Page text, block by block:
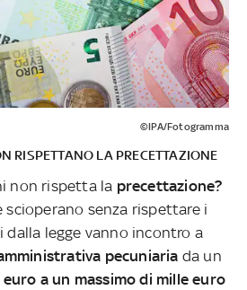
©IPA/Fotogramma
RISPETTANO LA PRECETTAZIONE
non rispetta la precettazione?
scioperano senza rispettare i
dalla legge vanno incontro a
pecuniaria da un
a un massimo di mille euro